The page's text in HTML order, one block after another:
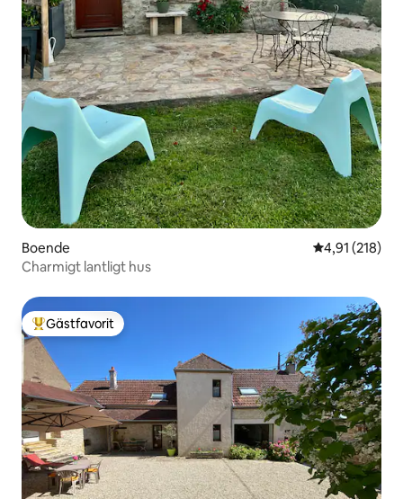
Boende 4,91 av 5 i
4,91 (218)
Charmigt lantligt hus
Populär gästfavorit
Gästfavorit